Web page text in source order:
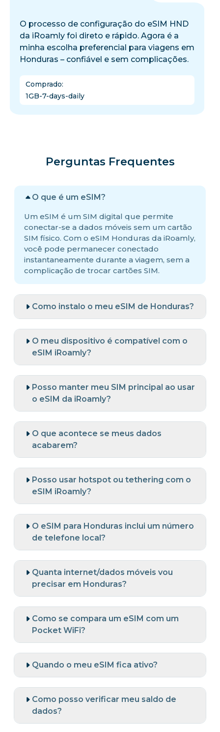
O processo de configuração do eSIM HND
da iRoamly foi direto e rápido. Agora é a
minha escolha preferencial para viagens em
Honduras – confiável e sem complicações.
Comprado:
1GB-7-days-daily
Perguntas Frequentes
O que é um eSIM?
Um eSIM é um SIM digital que permite
conectar-se a dados móveis sem um cartão
SIM físico. Com o eSIM Honduras da iRoamly,
você pode permanecer conectado
instantaneamente durante a viagem, sem a
complicação de trocar cartões SIM.
Como instalo o meu eSIM de Honduras?
O meu dispositivo é compatível com o
eSIM iRoamly?
Posso manter meu SIM principal ao usar
o eSIM da iRoamly?
O que acontece se meus dados
acabarem?
Posso usar hotspot ou tethering com o
eSIM iRoamly?
O eSIM para Honduras inclui um número
de telefone local?
Quanta internet/dados móveis vou
precisar em Honduras?
Como se compara um eSIM com um
Pocket WiFi?
Quando o meu eSIM fica ativo?
Como posso verificar meu saldo de
dados?